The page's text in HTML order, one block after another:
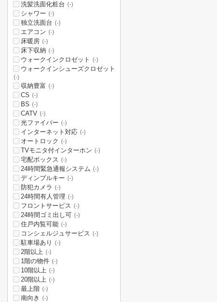
洗髪洗面化粧台 (-)
シャワー (-)
独立洗面台 (-)
エアコン (-)
床暖房 (-)
床下収納 (-)
ウォークインクロゼット (-)
ウォークインシューズクロゼット
(-)
収納豊富 (-)
CS (-)
BS (-)
CATV (-)
光ファイバー (-)
インターネット対応 (-)
オートロック (-)
TVモニタ付インターホン (-)
宅配ボックス (-)
24時間緊急通報システム (-)
ディンプルキー (-)
防犯カメラ (-)
24時間有人管理 (-)
フロントサービス (-)
24時間ゴミ出し可 (-)
住戸内覧可能 (-)
コンシェルジュサービス (-)
駐車場あり (-)
2階以上 (-)
1階の物件 (-)
10階以上 (-)
20階以上 (-)
最上階 (-)
南向き (-)